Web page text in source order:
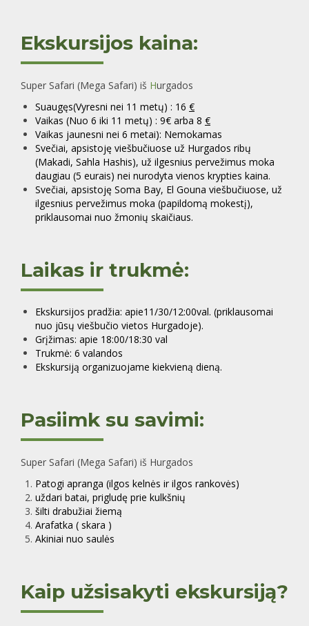
Ekskursijos kaina:
Super Safari (Mega Safari) iš Hurgados
Suaugęs(Vyresni nei 11 metų) : 16 €
Vaikas (Nuo 6 iki 11 metų) : 9€ arba 8 €
Vaikas jaunesni nei 6 metai): Nemokamas
Svečiai, apsistoję viešbučiuose už Hurgados ribų
(Makadi, Sahla Hashis), už ilgesnius pervežimus moka
daugiau (5 eurais) nei nurodyta vienos krypties kaina.
Svečiai, apsistoję Soma Bay, El Gouna viešbučiuose, už
ilgesnius pervežimus moka (papildomą mokestį),
priklausomai nuo žmonių skaičiaus.
Laikas ir trukmė:
Ekskursijos pradžia: apie11/30/12:00val. (priklausomai
nuo jūsų viešbučio vietos Hurgadoje).
Grįžimas: apie 18:00/18:30 val
Trukmė: 6 valandos
Ekskursiją organizuojame kiekvieną dieną.
Pasiimk su savimi:
Super Safari (Mega Safari) iš Hurgados
Patogi apranga (ilgos kelnės ir ilgos rankovės)
uždari batai, prigludę prie kulkšnių
šilti drabužiai žiemą
Arafatka ( skara )
Akiniai nuo saulės
Kaip užsisakyti ekskursiją?